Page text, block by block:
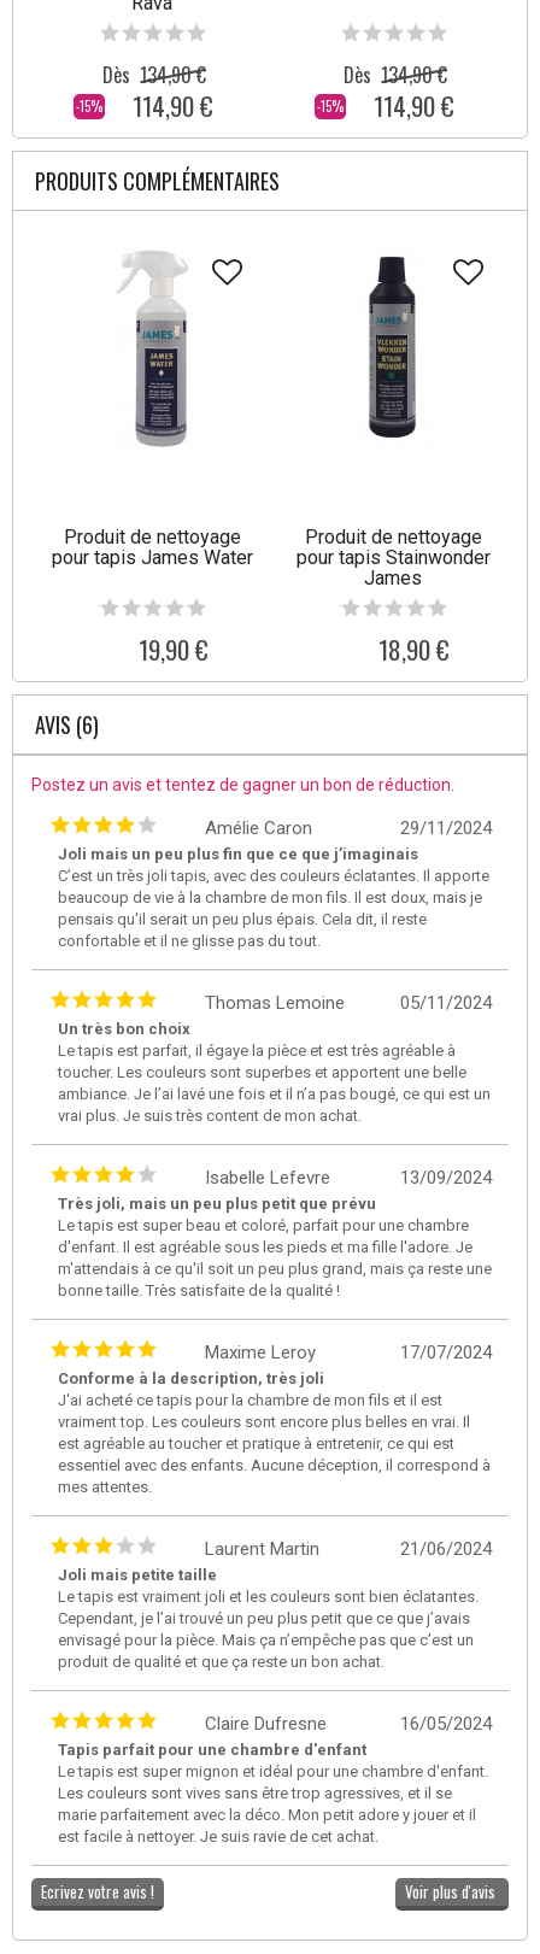
-15%
Dès 134,90 €
114,90 € -15%
Dès 134,90 €
114,90 €
PRODUITS COMPLÉMENTAIRES
Produit de nettoyage
pour tapis James Water
19,90 €
Produit de nettoyage
pour tapis Stainwonder
James
18,90 €
AVIS (6)
Postez un avis et tentez de gagner un bon de réduction.
29/11/2024
Amélie Caron
Joli mais un peu plus fin que ce que j’imaginais
C’est un très joli tapis, avec des couleurs éclatantes. Il apporte
beaucoup de vie à la chambre de mon fils. Il est doux, mais je
pensais qu'il serait un peu plus épais. Cela dit, il reste
confortable et il ne glisse pas du tout.
05/11/2024
Thomas Lemoine
Un très bon choix
Le tapis est parfait, il égaye la pièce et est très agréable à
toucher. Les couleurs sont superbes et apportent une belle
ambiance. Je l’ai lavé une fois et il n’a pas bougé, ce qui est un
vrai plus. Je suis très content de mon achat.
13/09/2024
Isabelle Lefevre
Très joli, mais un peu plus petit que prévu
Le tapis est super beau et coloré, parfait pour une chambre
d'enfant. Il est agréable sous les pieds et ma fille l'adore. Je
m'attendais à ce qu'il soit un peu plus grand, mais ça reste une
bonne taille. Très satisfaite de la qualité !
17/07/2024
Maxime Leroy
Conforme à la description, très joli
J'ai acheté ce tapis pour la chambre de mon fils et il est
vraiment top. Les couleurs sont encore plus belles en vrai. Il
est agréable au toucher et pratique à entretenir, ce qui est
essentiel avec des enfants. Aucune déception, il correspond à
mes attentes.
21/06/2024
Laurent Martin
Joli mais petite taille
Le tapis est vraiment joli et les couleurs sont bien éclatantes.
Cependant, je l’ai trouvé un peu plus petit que ce que j’avais
envisagé pour la pièce. Mais ça n’empêche pas que c’est un
produit de qualité et que ça reste un bon achat.
16/05/2024
Claire Dufresne
Tapis parfait pour une chambre d'enfant
Le tapis est super mignon et idéal pour une chambre d'enfant.
Les couleurs sont vives sans être trop agressives, et il se
marie parfaitement avec la déco. Mon petit adore y jouer et il
est facile à nettoyer. Je suis ravie de cet achat.
Ecrivez votre avis ! Voir plus d'avis